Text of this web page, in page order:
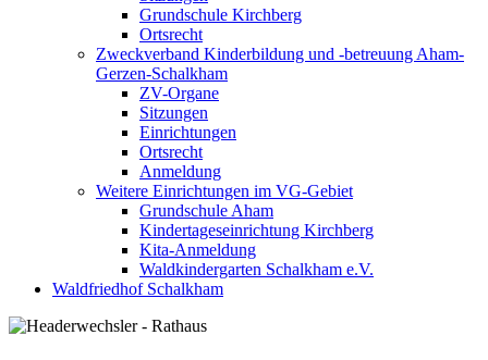
Grundschule Kirchberg
Ortsrecht
Zweckverband Kinderbildung und -betreuung Aham-
Gerzen-Schalkham
ZV-Organe
Sitzungen
Einrichtungen
Ortsrecht
Anmeldung
Weitere Einrichtungen im VG-Gebiet
Grundschule Aham
Kindertageseinrichtung Kirchberg
Kita-Anmeldung
Waldkindergarten Schalkham e.V.
Waldfriedhof Schalkham